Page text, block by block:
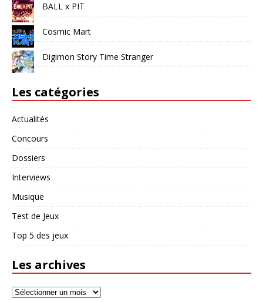
BALL x PIT
Cosmic Mart
Digimon Story Time Stranger
Les catégories
Actualités
Concours
Dossiers
Interviews
Musique
Test de Jeux
Top 5 des jeux
Les archives